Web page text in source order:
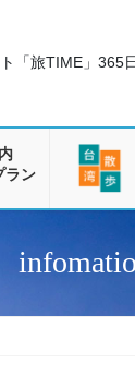
「旅TIME」 365
ラン